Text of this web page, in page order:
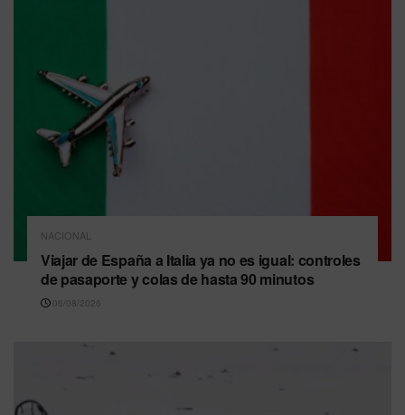
NACIONAL
Viajar de España a Italia ya no es igual: controles
de pasaporte y colas de hasta 90 minutos
06/08/2026